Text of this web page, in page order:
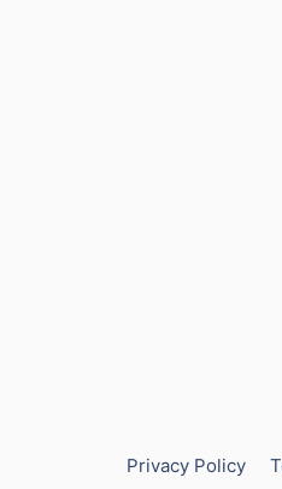
Privacy Policy